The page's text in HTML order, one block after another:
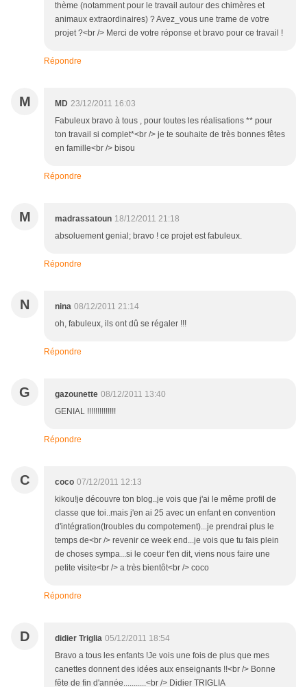
thème (notamment pour le travail autour des chimères et
animaux extraordinaires) ? Avez_vous une trame de votre
projet ?<br /> Merci de votre réponse et bravo pour ce travail !
Répondre
M MD 23/12/2011 16:03
Fabuleux bravo à tous , pour toutes les réalisations ** pour
ton travail si complet*<br /> je te souhaite de très bonnes fêtes
en famille<br /> bisou
Répondre
M madrassatoun 18/12/2011 21:18
absoluement genial; bravo ! ce projet est fabuleux.
Répondre
N nina 08/12/2011 21:14
oh, fabuleux, ils ont dû se régaler !!!
Répondre
G gazounette 08/12/2011 13:40
GENIAL !!!!!!!!!!!!!!
Répondre
C coco 07/12/2011 12:13
kikou!je découvre ton blog..je vois que j'ai le même profil de
classe que toi..mais j'en ai 25 avec un enfant en convention
d'intégration(troubles du compotement)...je prendrai plus le
temps de<br /> revenir ce week end...je vois que tu fais plein
de choses sympa...si le coeur t'en dit, viens nous faire une
petite visite<br /> a très bientôt<br /> coco
Répondre
D didier Triglia 05/12/2011 18:54
Bravo a tous les enfants !Je vois une fois de plus que mes
canettes donnent des idées aux enseignants !!<br /> Bonne
fête de fin d'année...........<br /> Didier TRIGLIA